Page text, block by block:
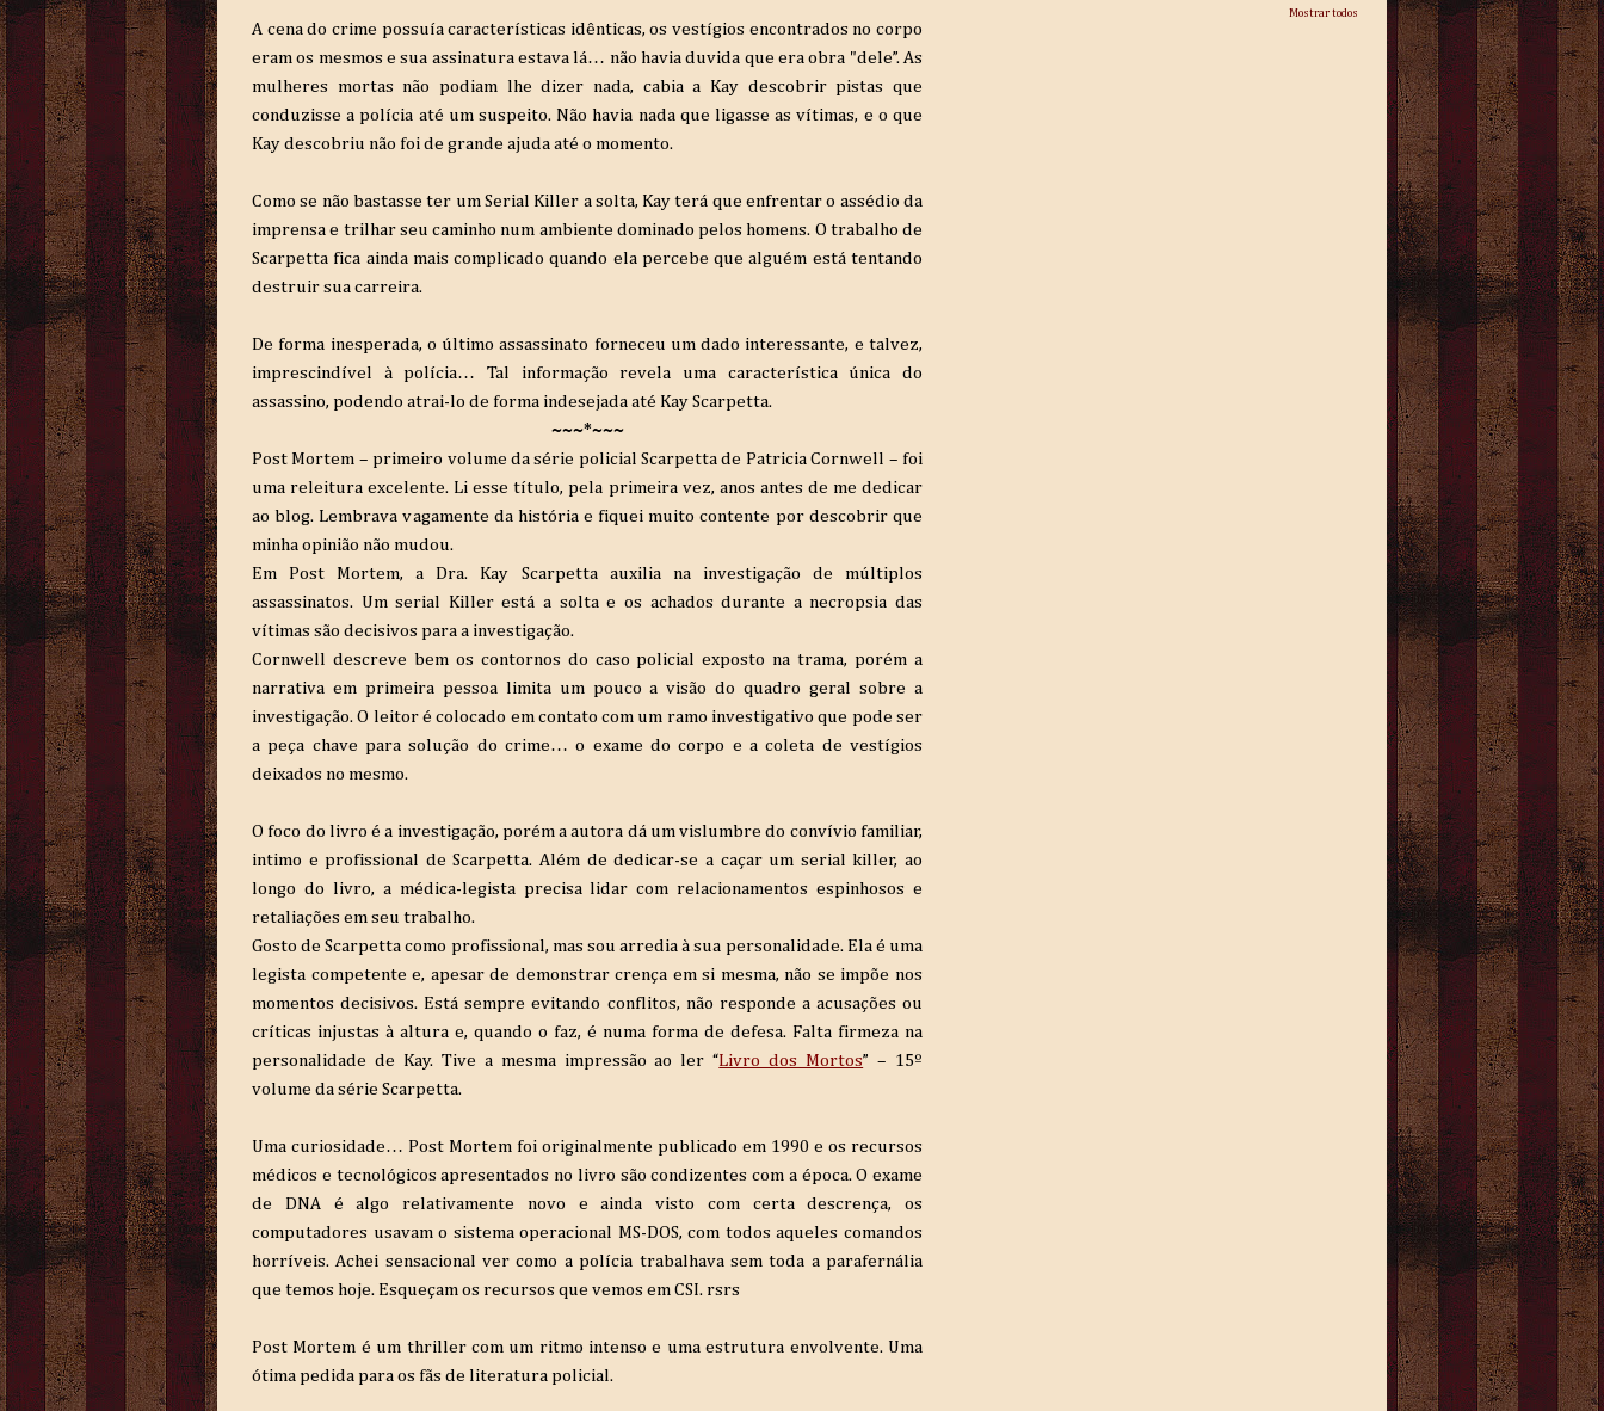
A cena do crime possuía características idênticas, os vestígios encontrados no corpo
eram os mesmos e sua assinatura estava lá… não havia duvida que era obra "dele”. As
mulheres mortas não podiam lhe dizer nada, cabia a Kay descobrir pistas que
conduzisse a polícia até um suspeito. Não havia nada que ligasse as vítimas, e o que
Kay descobriu não foi de grande ajuda até o momento.
Como se não bastasse ter um Serial Killer a solta, Kay terá que enfrentar o assédio da
imprensa e trilhar seu caminho num ambiente dominado pelos homens. O trabalho de
Scarpetta fica ainda mais complicado quando ela percebe que alguém está tentando
destruir sua carreira.
De forma inesperada, o último assassinato forneceu um dado interessante, e talvez,
imprescindível à polícia… Tal informação revela uma característica única do
assassino, podendo atrai-lo de forma indesejada até Kay Scarpetta.
~~~*~~~
Post Mortem – primeiro volume da série policial Scarpetta de Patricia Cornwell – foi
uma releitura excelente. Li esse título, pela primeira vez, anos antes de me dedicar
ao blog. Lembrava vagamente da história e fiquei muito contente por descobrir que
minha opinião não mudou.
Em Post Mortem, a Dra. Kay Scarpetta auxilia na investigação de múltiplos
assassinatos. Um serial Killer está a solta e os achados durante a necropsia das
vítimas são decisivos para a investigação.
Cornwell descreve bem os contornos do caso policial exposto na trama, porém a
narrativa em primeira pessoa limita um pouco a visão do quadro geral sobre a
investigação. O leitor é colocado em contato com um ramo investigativo que pode ser
a peça chave para solução do crime… o exame do corpo e a coleta de vestígios
deixados no mesmo.
O foco do livro é a investigação, porém a autora dá um vislumbre do convívio familiar,
intimo e profissional de Scarpetta. Além de dedicar-se a caçar um serial killer, ao
longo do livro, a médica-legista precisa lidar com relacionamentos espinhosos e
retaliações em seu trabalho.
Gosto de Scarpetta como profissional, mas sou arredia à sua personalidade. Ela é uma
legista competente e, apesar de demonstrar crença em si mesma, não se impõe nos
momentos decisivos. Está sempre evitando conflitos, não responde a acusações ou
críticas injustas à altura e, quando o faz, é numa forma de defesa. Falta firmeza na
personalidade de Kay. Tive a mesma impressão ao ler “Livro dos Mortos” – 15º
volume da série Scarpetta.
Uma curiosidade… Post Mortem foi originalmente publicado em 1990 e os recursos
médicos e tecnológicos apresentados no livro são condizentes com a época. O exame
de DNA é algo relativamente novo e ainda visto com certa descrença, os
computadores usavam o sistema operacional MS-DOS, com todos aqueles comandos
horríveis. Achei sensacional ver como a polícia trabalhava sem toda a parafernália
que temos hoje. Esqueçam os recursos que vemos em CSI. rsrs
Post Mortem é um thriller com um ritmo intenso e uma estrutura envolvente. Uma
ótima pedida para os fãs de literatura policial.
Mostrar todos